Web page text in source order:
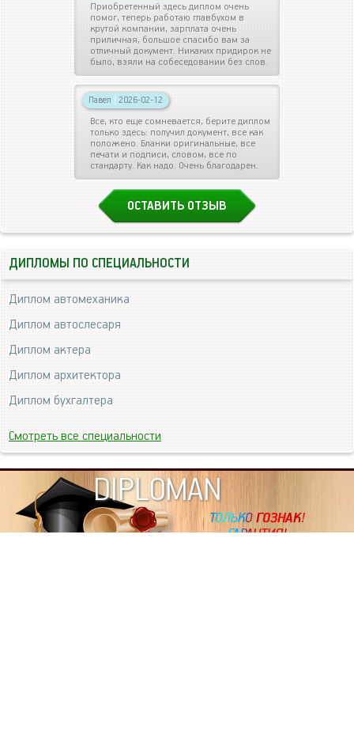
Приобретенный здесь диплом очень
помог, теперь работаю главбухом в
крутой компании, зарплата очень
приличная, большое спасибо вам за
отличный документ. Никаких придирок не
было, взяли на собеседовании без слов.
Павел | 2026-02-12
Все, кто еще сомневается, берите диплом
только здесь: получил документ, все как
положено. Бланки оригинальные, все
печати и подписи, словом, все по
стандарту. Как надо. Очень благодарен.
ОСТАВИТЬ ОТЗЫВ
ДИПЛОМЫ ПО СПЕЦИАЛЬНОСТИ
Диплом автомеханика
Диплом автослесаря
Диплом актера
Диплом архитектора
Диплом бухгалтера
Смотреть все специальности
DIPLOMAN